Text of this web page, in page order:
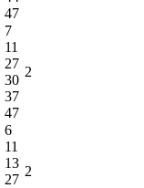
47
7
11
27
30
37
47
2
6
11
13
27
2